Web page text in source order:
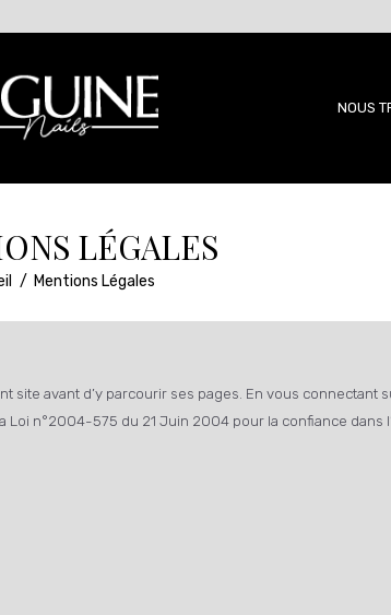
NOUS
LÉGALES
Mentions Légales
avant d’y parcourir ses pages. En vous connectant
n°2004-575 du 21 Juin 2004 pour la confiance dans